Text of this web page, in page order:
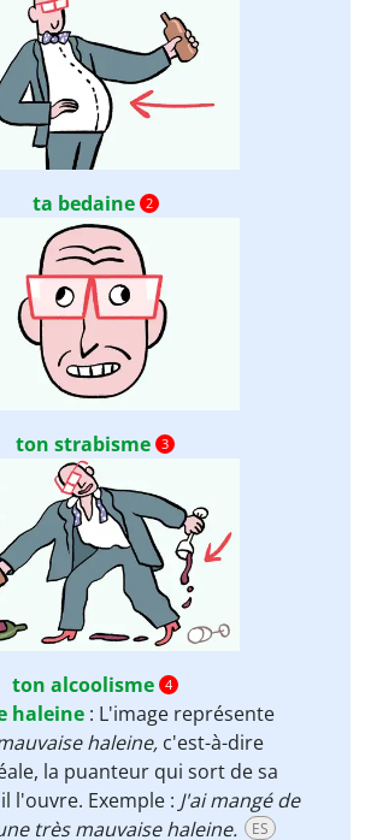
ta bedaine 2
ton strabisme 3
ton alcoolisme 4
haleine : L'image représente
haleine, c'est-à-dire
la puanteur qui sort de sa
l'ouvre. Exemple : J'ai mangé de
très mauvaise haleine.
ES